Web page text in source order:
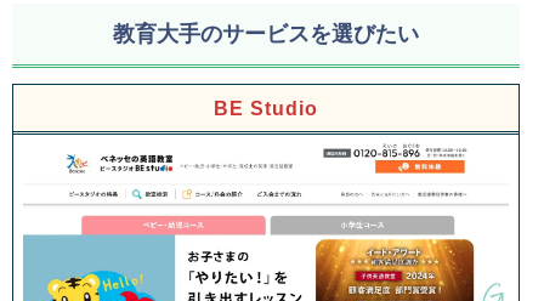
教育大手のサービスを選びたい
BE Studio